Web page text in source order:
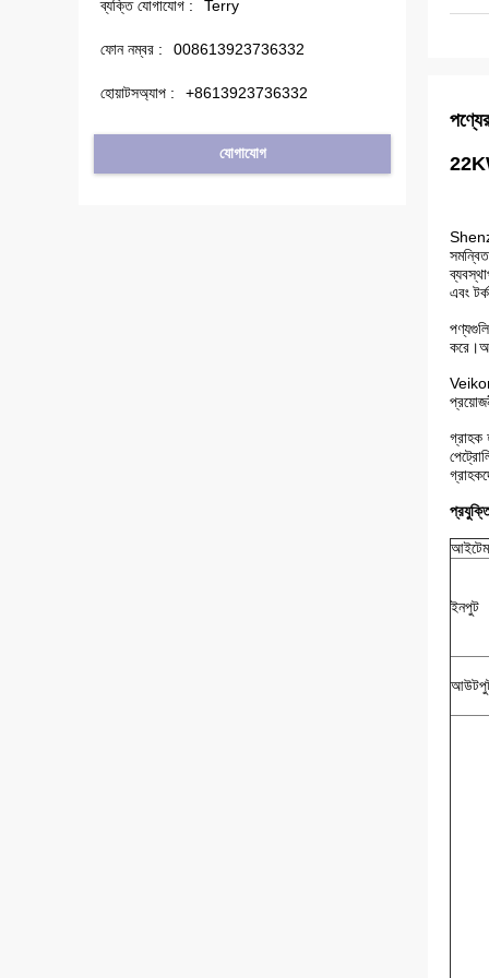
ব্যক্তি যোগাযোগ : Terry
ফোন নম্বর : 008613923736332
হোয়াটসঅ্যাপ : +8613923736332
যোগাযোগ
এবং
গ্রাহক
আইটেম
ইনপুট